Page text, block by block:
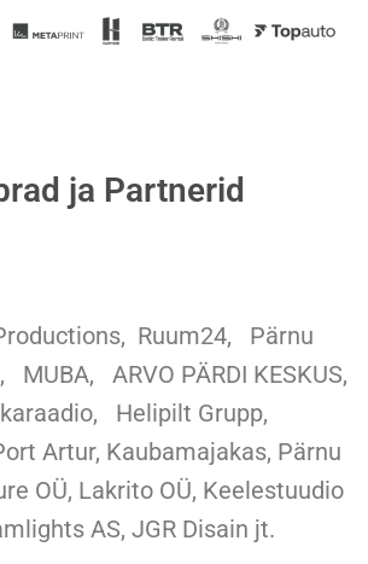
ja Partnerid
Ruum24, Pärnu
ARVO PÄRDI KESKUS,
Helipilt Grupp,
Artur, Kaubamajakas, Pärnu
OÜ, Lakrito OÜ, Keelestuudio
AS, JGR Disain jt.